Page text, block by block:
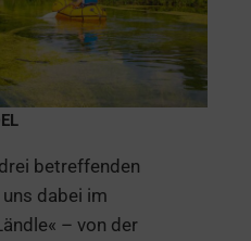
betreffenden
dabei im
– von der